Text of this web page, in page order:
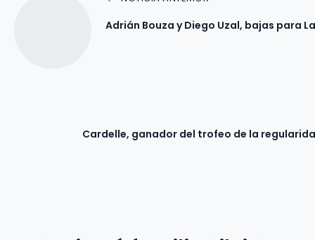
Adrián Bouza y Diego Uzal, bajas para
Cardelle, ganador del trofeo de la